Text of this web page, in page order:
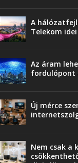
A
Telekom
Az áram
fordulópont
Új mérce
Nem csak a